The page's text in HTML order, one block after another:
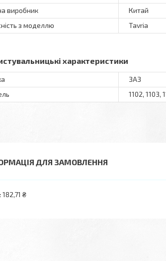
виробник
Китай
з моделлю
Tavria
характеристики
ЗАЗ
1102, 1103,
ДЛЯ ЗАМОВЛЕННЯ
182,71 ₴